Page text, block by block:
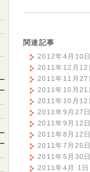
関連記事
2012年4月10
2011年12月
2011年11月
2011年10月
2011年10月
2011年9月27
2011年9月12
2011年8月12
2011年7月25
2011年5月30
2011年4月 1